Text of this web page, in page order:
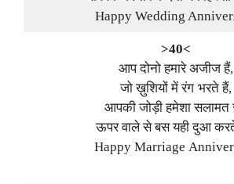
Happy Wedding
>40<
आप दोनो हमारे अजीज हैं,
जो ख़ुशियों में रंग भरते हैं,
आपकी जोड़ी हमेशा सलामत
ऊपर वाले से बस यही दुआ
Happy Marriage